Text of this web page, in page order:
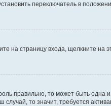
переключатель в
на страницу входа, щелкните
правильно, то может быть одна
то значит, требуется